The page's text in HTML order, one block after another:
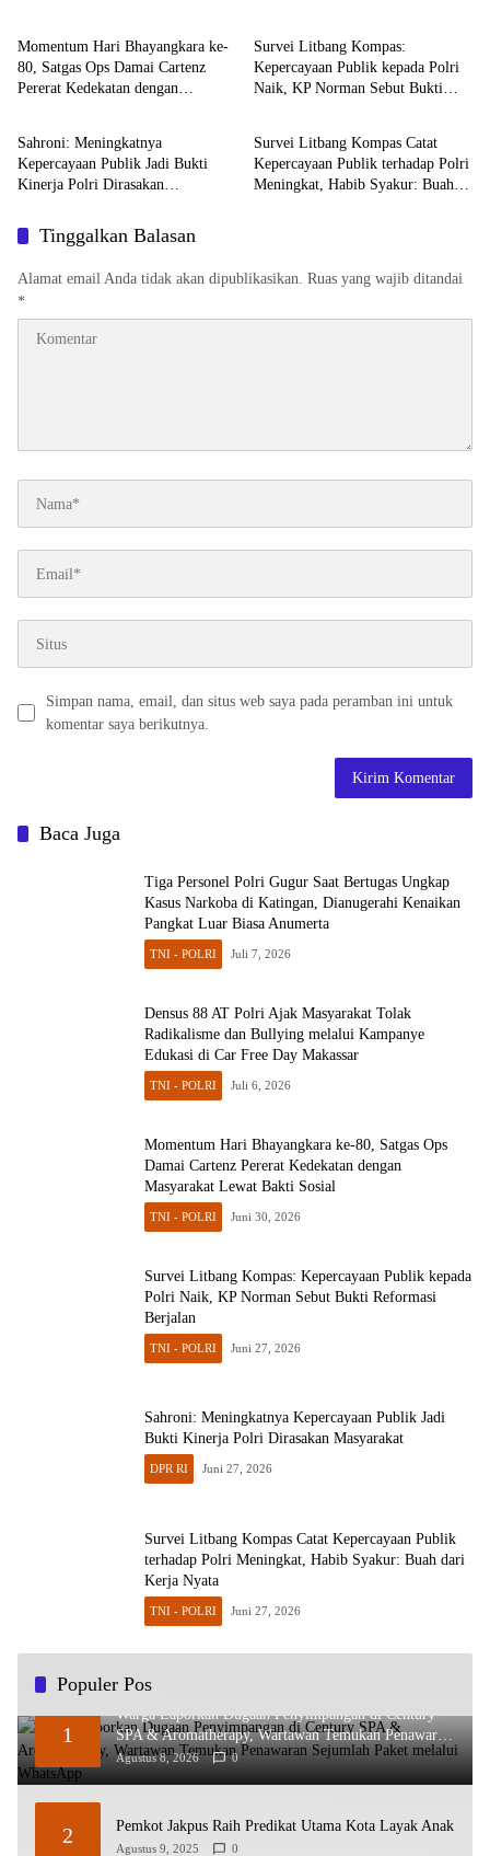
Momentum Hari Bhayangkara ke-
80, Satgas Ops Damai Cartenz
Pererat Kedekatan dengan
Survei Litbang Kompas:
Kepercayaan Publik kepada Polri
Naik, KP Norman Sebut Bukti
DPR RI
Sahroni: Meningkatnya
Kepercayaan Publik Jadi Bukti
Kinerja Polri Dirasakan
TNI - POLRI
Survei Litbang Kompas Catat
Kepercayaan Publik terhadap Polri
Meningkat, Habib Syakur: Buah
Tinggalkan Balasan
Alamat email Anda tidak akan dipublikasikan. Ruas yang wajib ditandai
*
Simpan nama, email, dan situs web saya pada peramban ini untuk
komentar saya berikutnya.
Baca Juga
Tiga Personel Polri Gugur Saat Bertugas Ungkap
Kasus Narkoba di Katingan, Dianugerahi Kenaikan
Pangkat Luar Biasa Anumerta
TNI - POLRI Juli 7, 2026
Densus 88 AT Polri Ajak Masyarakat Tolak
Radikalisme dan Bullying melalui Kampanye
Edukasi di Car Free Day Makassar
TNI - POLRI Juli 6, 2026
Momentum Hari Bhayangkara ke-80, Satgas Ops
Damai Cartenz Pererat Kedekatan dengan
Masyarakat Lewat Bakti Sosial
TNI - POLRI Juni 30, 2026
Survei Litbang Kompas: Kepercayaan Publik kepada
Polri Naik, KP Norman Sebut Bukti Reformasi
Berjalan
TNI - POLRI Juni 27, 2026
Sahroni: Meningkatnya Kepercayaan Publik Jadi
Bukti Kinerja Polri Dirasakan Masyarakat
DPR RI Juni 27, 2026
Survei Litbang Kompas Catat Kepercayaan Publik
terhadap Polri Meningkat, Habib Syakur: Buah dari
Kerja Nyata
TNI - POLRI Juni 27, 2026
Populer Pos
1
Warga Laporkan Dugaan Penyimpangan di Century
SPA & Aromatherapy, Wartawan Temukan Penawaran
Sejumlah Paket melalui WhatsApp
Agustus 8, 2026 0
2 Pemkot Jakpus Raih Predikat Utama Kota Layak Anak
Agustus 9, 2025 0